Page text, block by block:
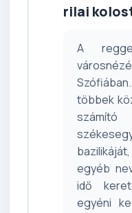
rilai
A
többek
egyéb
idő
egyéni